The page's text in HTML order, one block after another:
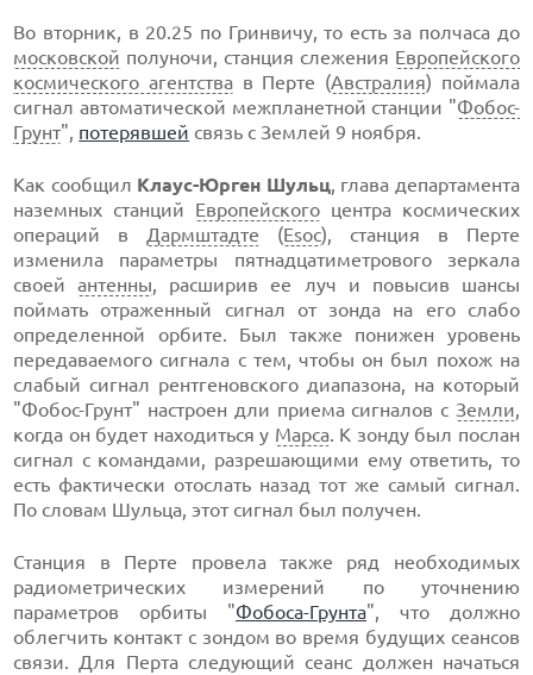
Во вторник, в 20.25 по Гринвичу, то есть за полчаса до
московской полуночи, станция слежения Европейского
космического агентствав Перте (Австралия) поймала
сигнал автоматической межпланетной станции "Фобос-
Грунт", потерявшей связь с Землей 9 ноября.
Как сообщил Клаус-Юрген Шульц, глава департамента
наземных станций Европейского центра космических
операций в Дармштадте (Esoc), станция в Перте
изменила параметры пятнадцатиметрового зеркала
своейантенны, расширив ее луч и повысив шансы
поймать отраженный сигнал от зонда на его слабо
определенной орбите. Был также понижен уровень
передаваемого сигнала с тем, чтобы он был похож на
слабый сигнал рентгеновского диапазона, на который
"Фобос-Грунт" настроен дли приема сигналов с Земли,
когда он будет находиться у Марса. К зонду был послан
сигнал с командами, разрешающими ему ответить, то
есть фактически отослать назад тот же самый сигнал.
По словам Шульца, этот сигнал был получен.
Станция в Перте провела также ряд необходимых
радиометрических измерений по уточнению
параметров орбиты "Фобоса-Грунта", что должно
облегчить контакт с зондом во время будущих сеансов
связи. Для Перта следующий сеанс должен начаться